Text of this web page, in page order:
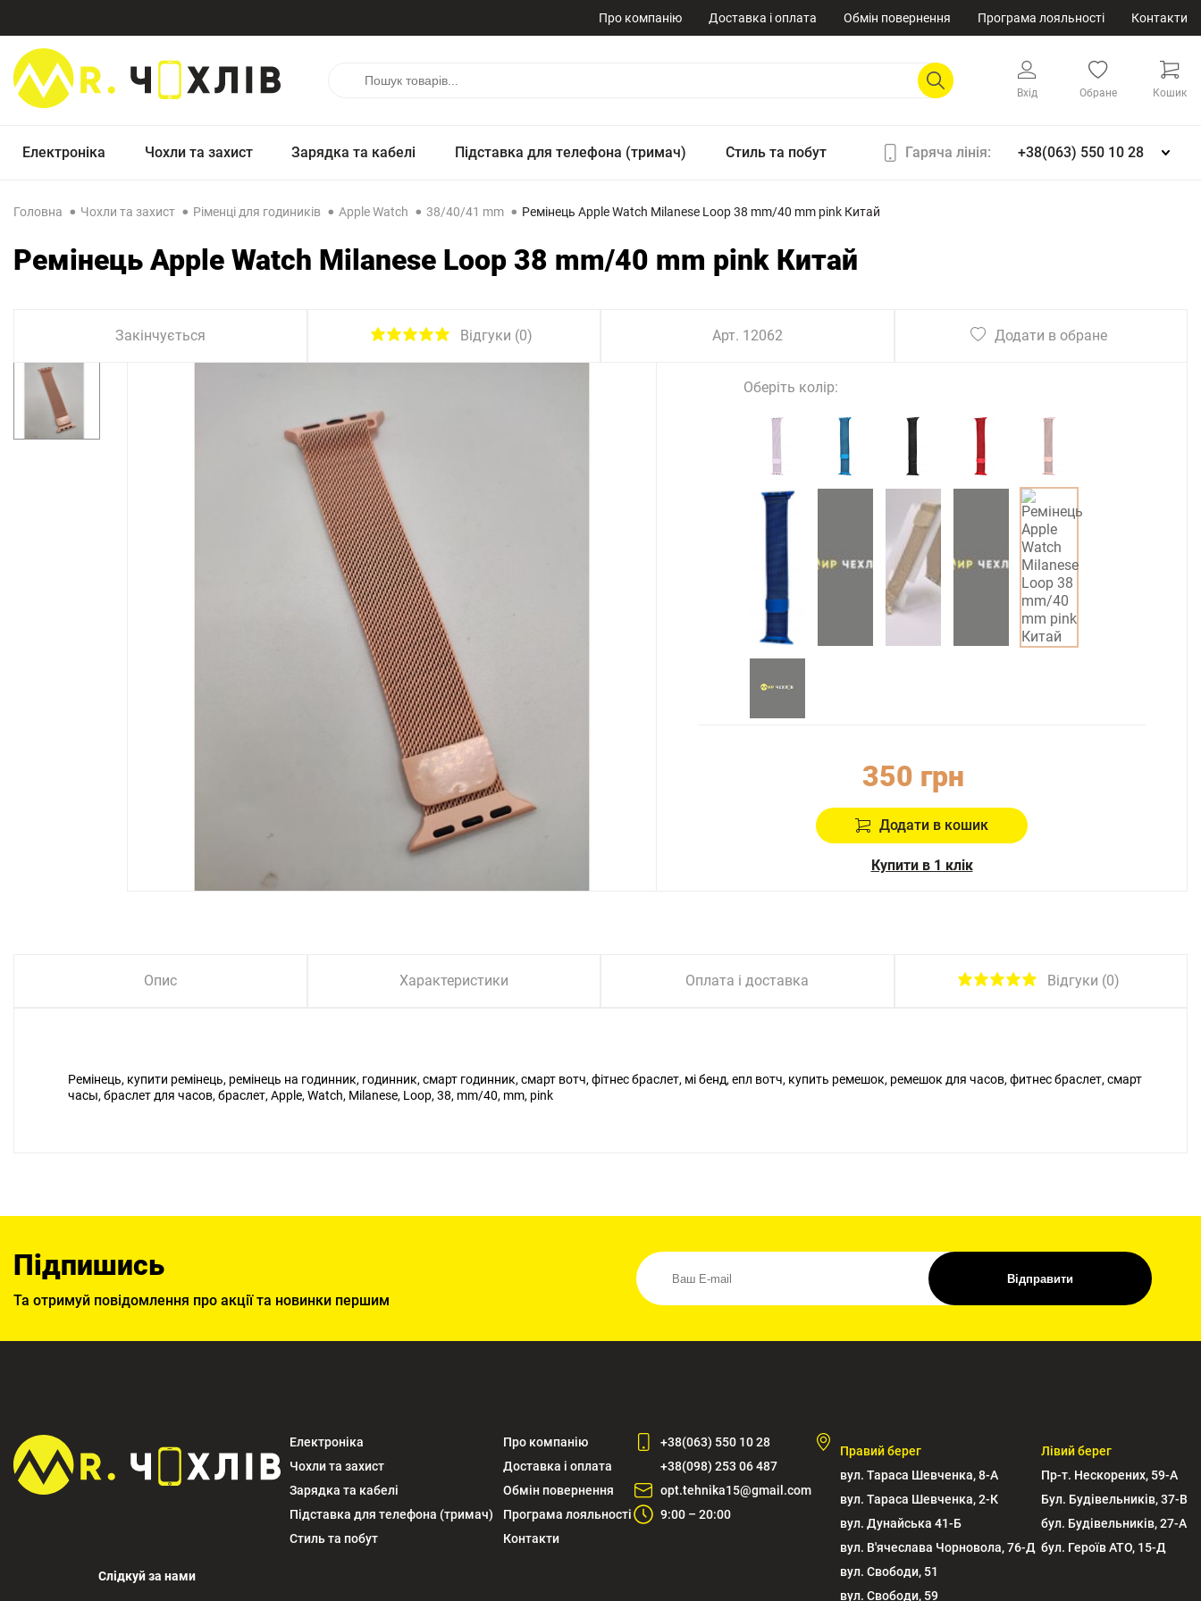
Про компанію Доставка і оплата Обмін повернення Програма лояльності Контакти
Вхід Обране Кошик
Електроніка Чохли та захист Зарядка та кабелі Підставка для телефона (тримач) Стиль та побут Гаряча лінія: +38(063) 550 10 28
Головна Чохли та захист Ріменці для годиників Apple Watch 38/40/41 mm Ремінець Apple Watch Milanese Loop 38 mm/40 mm pink Китай
Ремінець Apple Watch Milanese Loop 38 mm/40 mm pink Китай
Закінчується Відгуки (0) Арт. 12062 Додати в обране
Оберіть колір:
350 грн
Додати в кошик
Купити в 1 клік
Опис Характеристики Оплата і доставка Відгуки (0)
Ремінець, купити ремінець, ремінець на годинник, годинник, смарт годинник, смарт вотч, фітнес браслет, мі бенд, епл вотч, купить ремешок, ремешок для часов, фитнес браслет, смарт
часы, браслет для часов, браслет, Apple, Watch, Milanese, Loop, 38, mm/40, mm, pink
Підпишись
Та отримуй повідомлення про акції та новинки першим
Відправити
Слідкуй за нами
Електроніка
Чохли та захист
Зарядка та кабелі
Підставка для телефона (тримач)
Стиль та побут
Про компанію
Доставка і оплата
Обмін повернення
Програма лояльності
Контакти
+38(063) 550 10 28
+38(098) 253 06 487
opt.tehnika15@gmail.com
9:00 – 20:00
Правий берег
вул. Тараса Шевченка, 8-А
вул. Тараса Шевченка, 2-К
вул. Дунайська 41-Б
вул. В'ячеслава Чорновола, 76-Д
вул. Свободи, 51
вул. Свободи, 59
Лівий берег
Пр-т. Нескорених, 59-А
Бул. Будівельників, 37-В
бул. Будівельників, 27-А
бул. Героїв АТО, 15-Д